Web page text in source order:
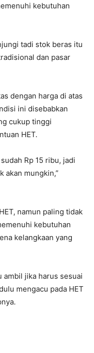
kebutuhan
tadi stok beras itu
dan pasar
dengan harga di atas
ini disebabkan
cukup tinggi
HET.
Rp 15 ribu, jadi
akan mungkin,”
namun paling tidak
kebutuhan
kelangkaan yang
ambil jika harus sesuai
mengacu pada HET